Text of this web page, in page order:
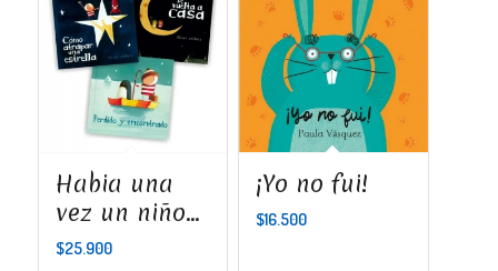
Habia una
vez un niño…
$25.900
¡Yo no fui!
$16.500